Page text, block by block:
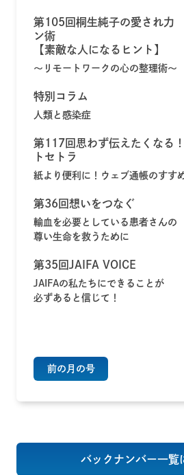
第105回桐生純子の愛され力
ン術
【素敵な人になるヒント】
～リモートワークの心の整理術～
特別コラム
人類と感染症
第117回思わず伝えたくなる
トセトラ
紙より便利に！ウェブ通帳のすす
第36回想いをつなぐ
輸血を必要としている患者さんの
尊い生命を救うために
第35回JAIFA VOICE
JAIFAの私たちにできることが
必ずあると信じて！
前の月の号
バックナンバー一覧